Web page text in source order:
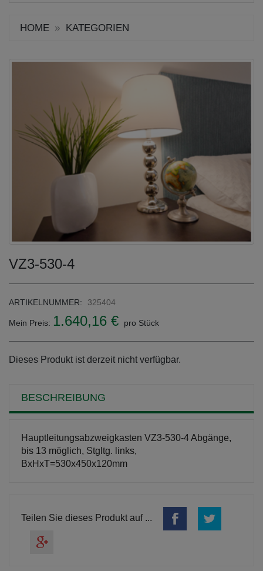
HOME KATEGORIEN
VZ3-530-4
ARTIKELNUMMER: 325404
Mein Preis: 1.640,16 € pro Stück
Dieses Produkt ist derzeit nicht verfügbar.
BESCHREIBUNG
Hauptleitungsabzweigkasten VZ3-530-4 Abgänge,
bis 13 möglich, Stgltg. links,
BxHxT=530x450x120mm
Teilen Sie dieses Produkt auf ...